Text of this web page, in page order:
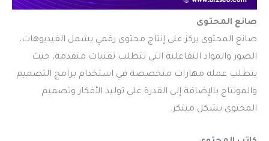
صانع المحتوى
صانع المحتوى يركز على إنتاج محتوى رقمي يشمل الفيديوهات،
الصور والمواد التفاعلية التي تتطلب تقنيات متقدمة، حيث
يتطلب عمله مهارات متخصصة في استخدام برامج التصميم
والمونتاج بالإضافة إلى القدرة على توليد الأفكار وتصميم
المحتوى بشكل مبتكر.